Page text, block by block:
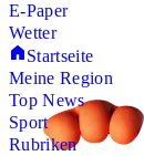
E-Paper
Wetter
Startseite
Meine Region
Top News
Sport
Rubriken